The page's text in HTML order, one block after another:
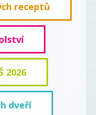
receptů
2026
dveří